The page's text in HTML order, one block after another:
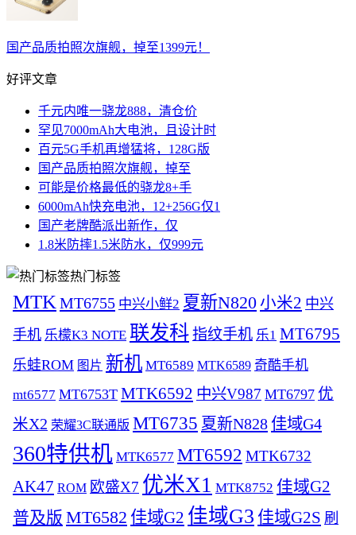
国产品质拍照次旗舰，掉至1399元！
好评文章
千元内唯一骁龙888，清仓价
罕见7000mAh大电池，且设计时
百元5G手机再增猛将，128G版
国产品质拍照次旗舰，掉至
可能是价格最低的骁龙8+手
6000mAh快充电池，12+256G仅1
国产老牌酷派出新作，仅
1.8米防摔1.5米防水，仅999元
热门标签
MTK MT6755 中兴小鲜2 夏新N820小米2 中兴
手机 乐檬K3 NOTE 联发科指纹手机 乐1 MT6795
乐蛙ROM 图片 新机 MT6589 MTK6589 奇酷手机
mt6577 MT6753T MTK6592 中兴V987 MT6797 优
米X2 荣耀3C联通版 MT6735 夏新N828 佳域G4
360特供机 MTK6577 MT6592 MTK6732
AK47 ROM 欧盛X7 优米X1 MTK8752 佳域G2
普及版 MT6582 佳域G2 佳域G3 佳域G2S 刷